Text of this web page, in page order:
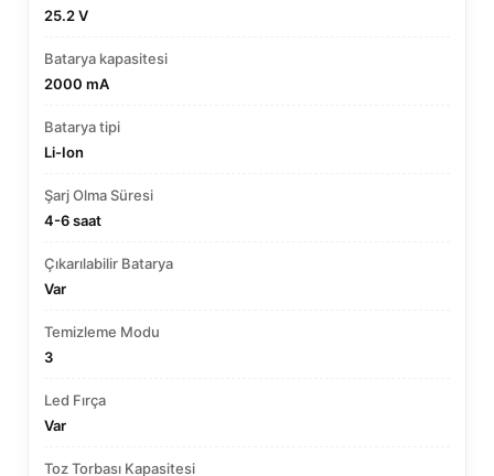
25.2 V
Batarya kapasitesi
2000 mA
Batarya tipi
Li-Ion
Şarj Olma Süresi
4-6 saat
Çıkarılabilir Batarya
Var
Temizleme Modu
3
Led Fırça
Var
Toz Torbası Kapasitesi